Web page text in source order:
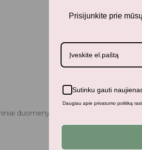
duomenys bus naudojami
Prisijunkite prie
Sutinku gauti
Daugiau apie privatumo politiką